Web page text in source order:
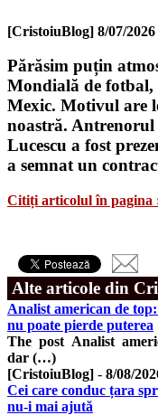
[CristoiuBlog] 8/07/2026
Părăsim puțin
Mondială de fotbal,
Mexic. Motivul are
noastră.
Lucescu a fost
a semnat un
Citiți articolul în pagina
Alte articole din
Analist american de
nu poate pierde puterea
The post Analist
dar (…)
[CristoiuBlog] - 8/08/
Cei care conduc țara
nu-i mai ajută